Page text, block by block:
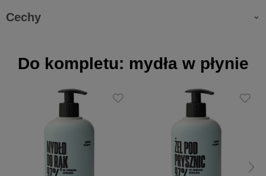
wyraźnie orzechowym i ziemistym aromacie (dla niektórych
podobno pachnie rosołem). Pozyskiwany z nasion drzewa
zostanie przez nią docenione.
laminarię, spirulinę, i chlorellę. Te biorą na siebie ukojenie
skóry, zwiększenie jej elastyczności oraz sprężystości
laminaria świetnie radzi sobie z wiązaniem wody, a do tego
jest silnym antyoksydantem, dlatego wszelkie zwiotczenia czy
rozstępy są wobec niej bezbronne.
Zalety:
Cechy
Do kompletu: mydła w płynie